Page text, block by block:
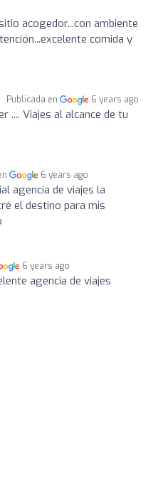
acogedor...con ambiente
comida y
Publicada en 6 years ago
.... Viajes al alcance de tu
6 years ago
agencia de viajes la
el destino para mis
6 years ago
agencia de viajes